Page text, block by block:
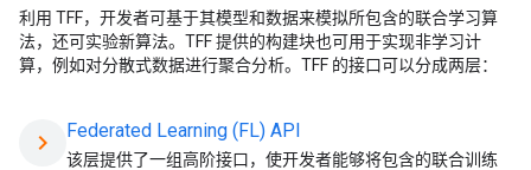
利用 TFF，开发者可基于其模型和数据来模拟所包含的联合学习算
法，还可实验新算法。TFF 提供的构建块也可用于实现非学习计
算，例如对分散式数据进行聚合分析。TFF 的接口可以分成两层：
chevron_right Federated Learning (FL) API
该层提供了一组高阶接口，使开发者能够将包含的联合训练